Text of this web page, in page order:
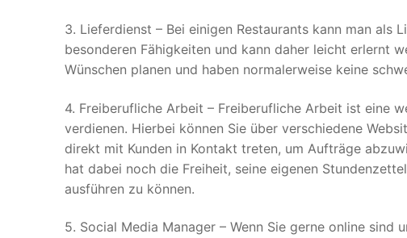
3. Lieferdienst – Bei einigen Restaurants kann man
besonderen Fähigkeiten und kann daher leicht erlernt
Wünschen planen und haben normalerweise keine
4. Freiberufliche Arbeit – Freiberufliche Arbeit ist eine
verdienen. Hierbei können Sie über verschiedene
direkt mit Kunden in Kontakt treten, um Aufträge
hat dabei noch die Freiheit, seine eigenen
ausführen zu können.
5. Social Media Manager – Wenn Sie gerne online